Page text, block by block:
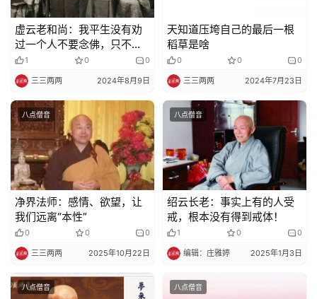
虚云老和尚：我平生没有劝
过一个人不要念佛，只不满
别人劝人不要参禅
1 0 0
三三两两 2024年8月9日
天知道压垮自己的最后一根
稻草是啥
0 0 0
三三两两 2024年7月23日
八点僧音
净界法师：感情、欲望，让
我们远离“本性”
0 0 0
三三两两 2025年10月22日
八点僧音
绍云长老：事实上有的人受
戒，根本没有得到戒体！
1 0 0
编辑：庄雅婷 2025年1月3日
八点僧音 八点僧音